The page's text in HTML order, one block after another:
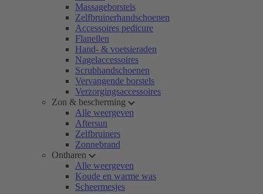
Massageborstels
Zelfbruinerhandschoenen
Accessoires pedicure
Flanellen
Hand- & voetsieraden
Nagelaccessoires
Scrubhandschoenen
Vervangende borstels
Verzorgingsaccessoires
Zon & bescherming
Alle weergeven
Aftersun
Zelfbruiners
Zonnebrand
Ontharen
Alle weergeven
Koude en warme was
Scheermesjes